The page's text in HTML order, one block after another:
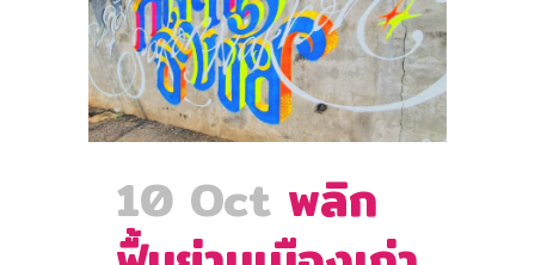
10 Oct พลิก